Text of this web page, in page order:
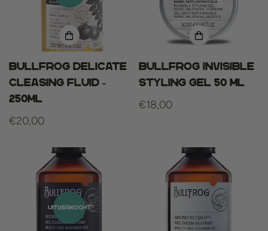
Bullfrog Delicate
Cleasing Fluid -
250ml
Normale
€20,00
Bullfrog Invisible
Styling Gel 50 ml
Normale
€18,00
UITVERKOCHT